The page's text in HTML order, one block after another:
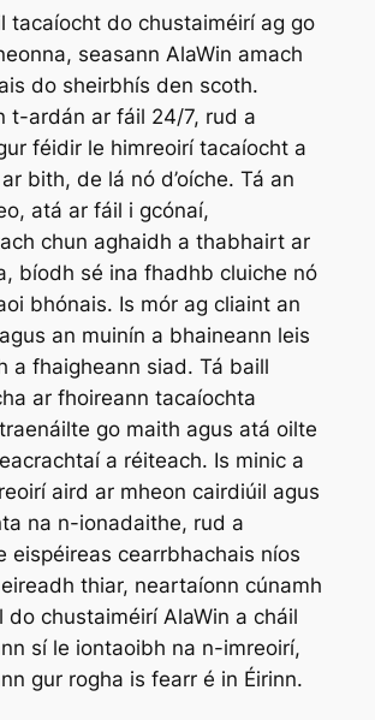
tacaíocht do chustaiméirí ag go
seasann AlaWin amach
do sheirbhís den scoth.
t-ardán ar fáil 24/7, rud a
féidir le himreoirí tacaíocht a
bith, de lá nó d’oíche. Tá an
atá ar fáil i gcónaí,
chun aghaidh a thabhairt ar
bíodh sé ina fhadhb cluiche nó
bhónais. Is mór ag cliaint an
an muinín a bhaineann leis
a fhaigheann siad. Tá baill
ar fhoireann tacaíochta
go maith agus atá oilte
a réiteach. Is minic a
aird ar mheon cairdiúil agus
na n-ionadaithe, rud a
eispéireas cearrbhachais níos
thiar, neartaíonn cúnamh
do chustaiméirí AlaWin a cháil
sí le iontaoibh na n-imreoirí,
gur rogha is fearr é in Éirinn.